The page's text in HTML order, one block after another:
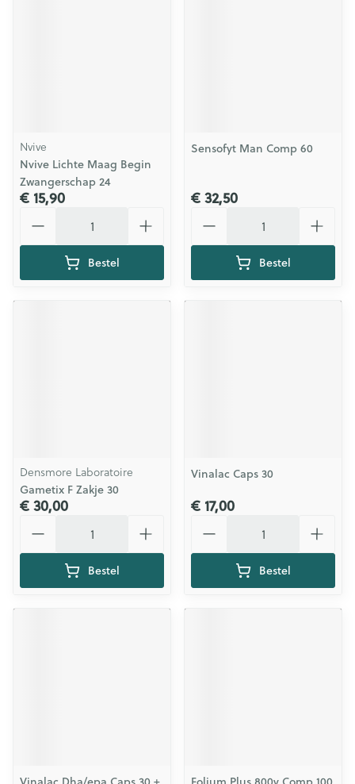
Nvive
Nvive Lichte Maag Begin
Zwangerschap 24
€ 15,90
Bestel
Sensofyt Man Comp 60
€ 32,50
Bestel
Densmore Laboratoire
Gametix F Zakje 30
€ 30,00
Bestel
Vinalac Caps 30
€ 17,00
Bestel